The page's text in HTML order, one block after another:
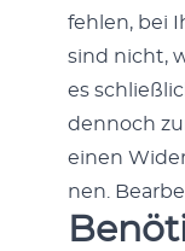
fehlen, bei
sind nicht,
es
den­noch
einen
nen.